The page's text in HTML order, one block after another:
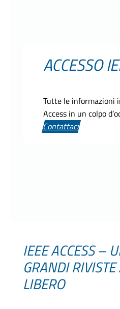
ACCESSO
Tutte le informazioni
Access in un colpo
Contattaci
IEEE ACCESS –
GRANDI
LIBERO